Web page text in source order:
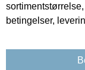
betingelser,